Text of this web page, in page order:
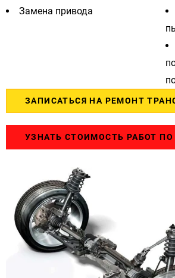
Замена привода
ЗАПИСАТЬСЯ НА РЕМОНТ
УЗНАТЬ